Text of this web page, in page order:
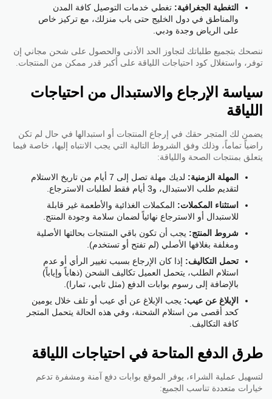
التغطية الجغرافية: تغطي خدمات التوصيل كافة المدن
والمناطق في دول الخليج حتى باب منزلك، مع تركيز خاص
على الرياض وجدة ودبي.
ننصحك بتجميع طلباتك لتجاوز الحد الأدنى والحصول على شحن مجاني إن
توفر، واستغلال كود احتياجات اللياقة على أكبر قدر ممكن من المنتجات.
سياسة الإرجاع والاستبدال من احتياجات
اللياقة
يضمن لك المتجر حقك في إرجاع المنتجات أو استبدالها في حال لم تكن
راضياً تماماً، وذلك وفق الشروط التالية التي يجب الانتباه إليها، خاصة فيما
يتعلق بمنتجات الصحة واللياقة:
المهلة الزمنية:
لديك مهلة تصل إلى 7 أيام من تاريخ الاستلام
لتقديم طلب الاستبدال، و3 أيام فقط لطلبات الاسترجاع.
استثناء المكملات: المكملات الغذائية والأطعمة غير قابلة
للاستبدال أو الاسترجاع نهائياً لضمان سلامة وجودة المنتج.
شروط المنتج: يجب أن تكون باقي المنتجات بحالتها الأصلية
ومغلفة بغلافها الأصلي (لم تفتح أو تستخدم).
تحمل التكاليف: إذا كان الإرجاع بسبب تغيير الرأي أو عدم
استلام الطلب، يتحمل العميل تكاليف الشحن (ذهاباً وإياباً)
بالإضافة إلى رسوم بوابات الدفع (مثل تابي، تمارا).
الإبلاغ عن عيب: يجب الإبلاغ عن أي عيب أو تلف خلال يومين
كحد أقصى من استلام الشحنة، وفي هذه الحالة يتحمل المتجر
كافة التكاليف.
طرق الدفع المتاحة في احتياجات اللياقة
لتسهيل عملية الشراء، يوفر الموقع بوابات دفع آمنة ومشفرة تدعم
خيارات متعددة تناسب الجميع: